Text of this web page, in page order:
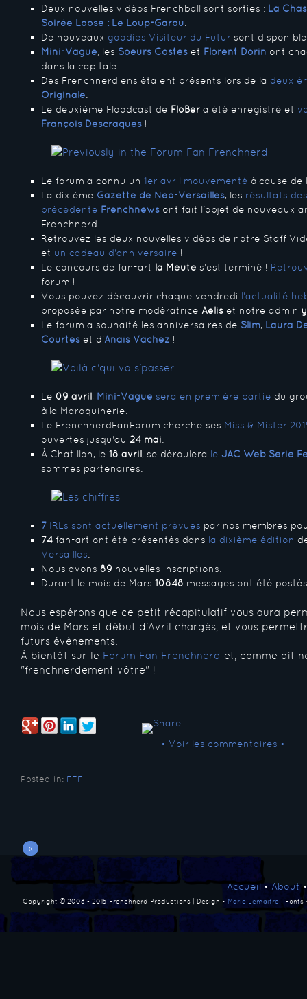
Deux nouvelles vidéos Frenchball sont sorties : La
Soirée Loose : Le Loup-Garou
De nouveaux goodies Visiteur du Futur sont
Mini-Vague, les Soeurs Costes et Florent Dorin ont
dans la capitale.
Des Frenchnerdiens étaient présents lors de la
Originale
Le deuxième Floodcast de FloBer a été enregistré et
François Descraques !
Le forum a connu un 1er avril mouvementé à cause de
La dixième Gazette de Néo-Versailles, les résultats
précédente Frenchnews ont fait l'objet de nouveaux
Frenchnerd.
Retrouvez les deux nouvelles vidéos de notre Staff
et un cadeau d'anniversaire !
Le concours de fan-art la Meute s'est terminé !
forum !
Vous pouvez découvrir chaque vendredi l'actualité
proposée par notre modératrice Aelis et notre admin
Le forum a souhaité les anniversaires de Slim, Laura
Courtes et d'Anaïs Vachez !
Le 09 avril, Mini-Vague sera en première partie du
à la Maroquinerie.
Le FrenchnerdFanForum cherche ses Miss & Mister
ouvertes jusqu'au 24 mai
À Chatillon, le 18 avril, se déroulera le JAC Web Série
sommes partenaires.
7 IRLs sont actuellement prévues par nos membres
74 fan-art ont été présentés dans la dixième édition
Versailles
Nous avons 89 nouvelles inscriptions.
Durant le mois de Mars 10848 messages ont été
Nous espérons que ce petit récapitulatif vous aura
mois de Mars et début d'Avril chargés, et vous
futurs évènements.
À bientôt sur le Forum Fan Frenchnerd et, comme dit
"frenchnerdement vôtre" !
• Voir les commentaires •
Posted in: FFF
«
Accueil• About
Copyright © 2008 - 2015 Frenchnerd Productions | Design • Marie Lemaitre | Fonts